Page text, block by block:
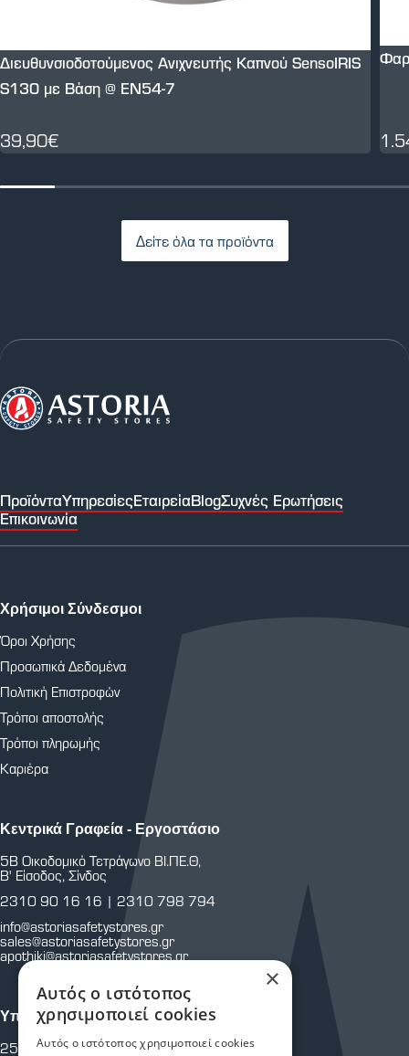
Διευθυνσιοδοτούμενος Ανιχνευτής Καπνού SensoIRIS
S130 με Βάση @ EN54-7
39,90€
Δείτε όλα τα προϊόντα
ΠροϊόνταΥπηρεσίεςΕταιρείαBlogΣυχνές Ερωτήσεις
Επικοινωνία
Χρήσιμοι Σύνδεσμοι
Όροι Χρήσης
Προσωπικά Δεδομένα
Πολιτική Επιστροφών
Τρόποι αποστολής
Τρόποι πληρωμής
Καριέρα
Κεντρικά Γραφεία - Εργοστάσιο
5Β Οικοδομικό Τετράγωνο ΒΙ.ΠΕ.Θ,
Β' Είσοδος, Σίνδος
2310 90 16 16 | 2310 798 794
info@astoriasafetystores.gr
sales@astoriasafetystores.gr
apothiki@astoriasafetystores.gr
Υποκατάστημα Μαρτίου
25ης Μαρτίου 43 & Κρήτης
×
Αυτός ο ιστότοπος
χρησιμοποιεί cookies
Αυτός ο ιστότοπος χρησιμοποιεί cookies